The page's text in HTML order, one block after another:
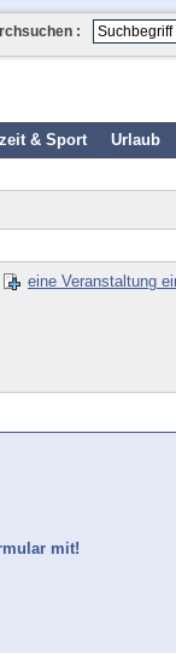
:
& Sport Urlaub
eine Veranstaltung
mit!